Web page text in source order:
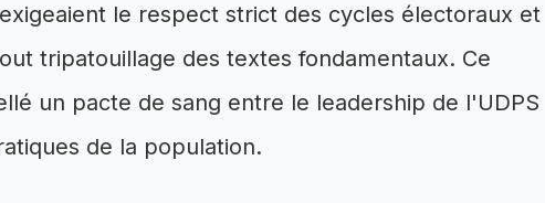
le respect strict des cycles électoraux et
tripatouillage des textes fondamentaux. Ce
un pacte de sang entre le leadership de l'UDPS
de la population.